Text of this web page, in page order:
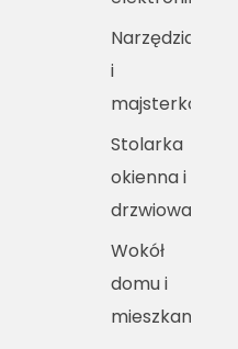
Narzędzia
i
majsterkowanie
Stolarka
okienna i
drzwiowa
Wokół
domu i
mieszkania